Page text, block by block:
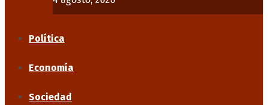
Política
Economía
Sociedad